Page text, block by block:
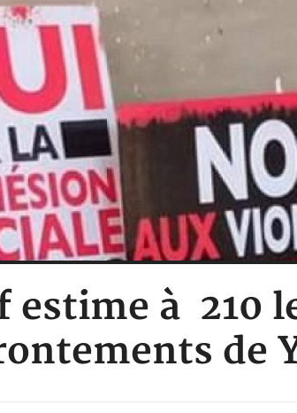
estime à 210
de